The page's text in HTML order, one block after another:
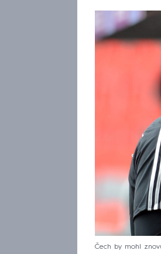
Čech by mohl